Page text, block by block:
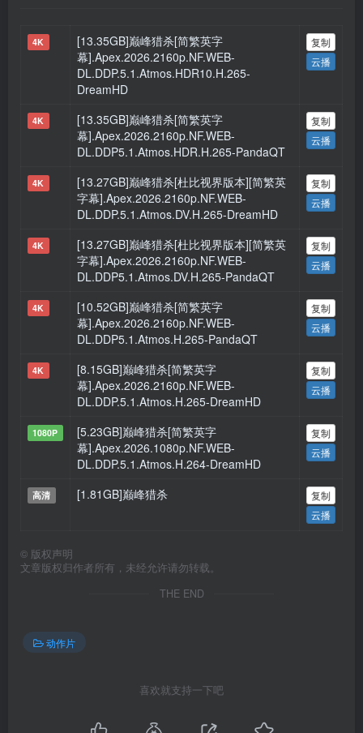
4K
[13.35GB]巅峰猎杀[简繁英字
幕].Apex.2026.2160p.NF.WEB-
DL.DDP.5.1.Atmos.HDR10.H.265-
DreamHD
复制
云播
4K
[13.35GB]巅峰猎杀[简繁英字
幕].Apex.2026.2160p.NF.WEB-
DL.DDP5.1.Atmos.HDR.H.265-PandaQT
复制
云播
4K
[13.27GB]巅峰猎杀[杜比视界版本][简繁英
字幕].Apex.2026.2160p.NF.WEB-
DL.DDP.5.1.Atmos.DV.H.265-DreamHD
复制
云播
4K
[13.27GB]巅峰猎杀[杜比视界版本][简繁英
字幕].Apex.2026.2160p.NF.WEB-
DL.DDP5.1.Atmos.DV.H.265-PandaQT
复制
云播
4K
[10.52GB]巅峰猎杀[简繁英字
幕].Apex.2026.2160p.NF.WEB-
DL.DDP5.1.Atmos.H.265-PandaQT
复制
云播
4K
[8.15GB]巅峰猎杀[简繁英字
幕].Apex.2026.2160p.NF.WEB-
DL.DDP.5.1.Atmos.H.265-DreamHD
复制
云播
1080P
[5.23GB]巅峰猎杀[简繁英字
幕].Apex.2026.1080p.NF.WEB-
DL.DDP.5.1.Atmos.H.264-DreamHD
复制
云播
高清 [1.81GB]巅峰猎杀
复制
云播
© 版权声明
文章版权归作者所有，未经允许请勿转载。
THE END
动作片
喜欢就支持一下吧